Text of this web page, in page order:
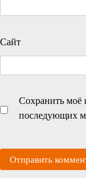
Сайт
Сохранить моё
последующих